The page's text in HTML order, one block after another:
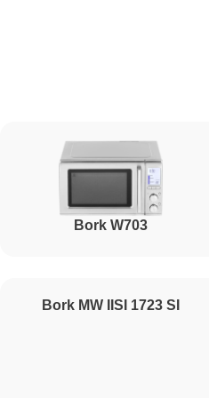
Ремонт датчиков
Ремонт платы
Ремонт платы
Bork W703
Bork MW IISI 1723 SI